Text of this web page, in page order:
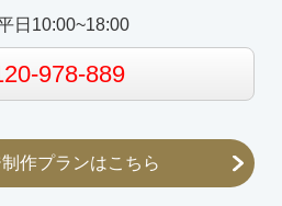
日10:00~18:00
978-889
作プランはこちら